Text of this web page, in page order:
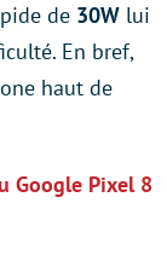
de 30W lui
En bref,
haut de
Google Pixel 8